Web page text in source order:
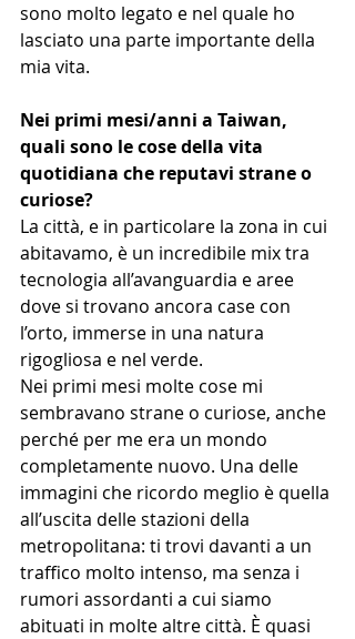
sono molto legato e nel quale ho
lasciato una parte importante della
mia vita.
Nei primi mesi/anni a Taiwan,
quali sono le cose della vita
quotidiana che reputavi strane o
curiose?
La città, e in particolare la zona in cui
abitavamo, è un incredibile mix tra
tecnologia all’avanguardia e aree
dove si trovano ancora case con
l’orto, immerse in una natura
rigogliosa e nel verde.
Nei primi mesi molte cose mi
sembravano strane o curiose, anche
perché per me era un mondo
completamente nuovo. Una delle
immagini che ricordo meglio è quella
all’uscita delle stazioni della
metropolitana: ti trovi davanti a un
traffico molto intenso, ma senza i
rumori assordanti a cui siamo
abituati in molte altre città. È quasi